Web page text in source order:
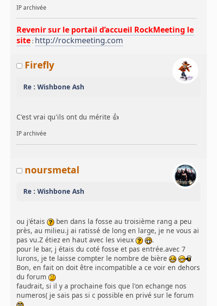
IP archivée
Revenir sur le portail d’accueil RockMeeting le
site : http://rockmeeting.com
Firefly
Re : Wishbone Ash
C'est vrai qu'ils ont du mérite 👍
IP archivée
noursmetal
Re : Wishbone Ash
ou j'étais
ben dans la fosse au troisième rang a peu
près, au milieu.j ai ratissé de long en large, je ne vous ai
pas vu.Z étiez en haut avec les vieux
.
pour le bar, j étais du coté fosse et pas entrée.avec 7
lurons, je te laisse compter le nombre de bière
Bon, en fait on doit être incompatible a ce voir en dehors
du forum
faudrait, si il y a prochaine fois que l'on echange nos
numeros( je sais pas si c possible en privé sur le forum